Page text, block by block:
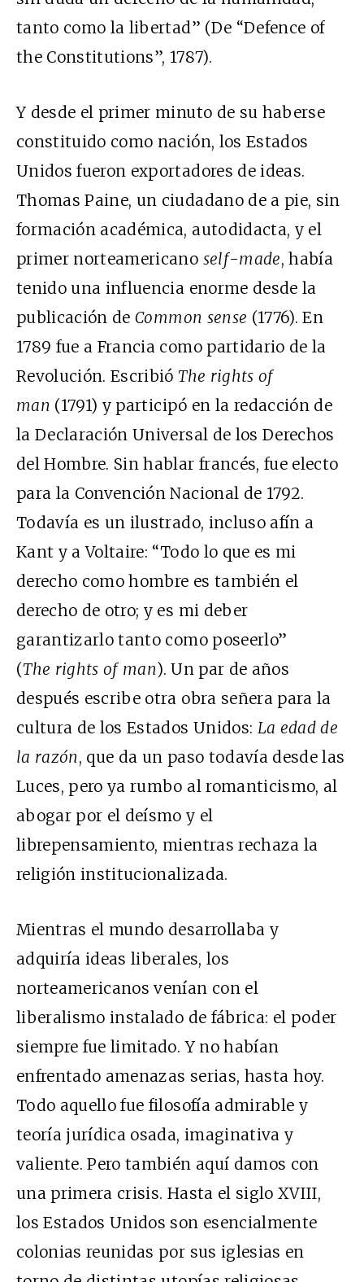
tanto como la libertad” (De “Defence of
the Constitutions”, 1787).
Y desde el primer minuto de su haberse
constituido como nación, los Estados
Unidos fueron exportadores de ideas.
Thomas Paine, un ciudadano de a pie, sin
formación académica, autodidacta, y el
primer norteamericano self-made, había
tenido una influencia enorme desde la
publicación deCommon sense (1776). En
1789 fue a Francia como partidario de la
Revolución. EscribióThe rights of
man (1791) y participó en la redacción de
la Declaración Universal de los Derechos
del Hombre. Sin hablar francés, fue electo
para la Convención Nacional de 1792.
Todavía es un ilustrado, incluso afín a
Kant y a Voltaire: “Todo lo que es mi
derecho como hombre es también el
derecho de otro; y es mi deber
garantizarlo tanto como poseerlo”
(The rights of man). Un par de años
después escribe otra obra señera para la
cultura de los Estados Unidos: La edad de
la razón, que da un paso todavía desde las
Luces, pero ya rumbo al romanticismo, al
abogar por el deísmo y el
librepensamiento, mientras rechaza la
religión institucionalizada.
Mientras el mundo desarrollaba y
adquiría ideas liberales, los
norteamericanos venían con el
liberalismo instalado de fábrica: el poder
siempre fue limitado. Y no habían
enfrentado amenazas serias, hasta hoy.
Todo aquello fue filosofía admirable y
teoría jurídica osada, imaginativa y
valiente. Pero también aquí damos con
una primera crisis. Hasta el siglo XVIII,
los Estados Unidos son esencialmente
colonias reunidas por sus iglesias en